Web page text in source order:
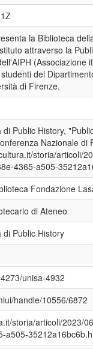
la Biblioteca
attraverso la
(Associazione
del
di Firenze.
Public History,
Nazionale
storia/articoli/
4365-a505-
Fondazione
di Ateneo
di Public History
unisa-4932
handle/10556/6872
storia/articoli/2023/
a505-